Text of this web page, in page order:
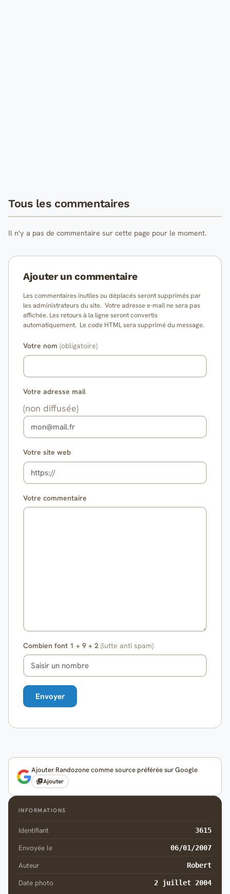
Tous les commentaires
Il n'y a pas de commentaire sur cette page pour le moment.
Ajouter un commentaire
Les commentaires inutiles ou déplacés seront supprimés par
les administrateurs du site. Votre adresse e-mail ne sera pas
affichée. Les retours à la ligne seront convertis
automatiquement. Le code HTML sera supprimé du message.
Votre nom (obligatoire)
Votre adresse mail
(non diffusée)
Votre site web
Votre commentaire
Combien font 1 + 9 + 2 (lutte anti spam)
Ajouter Randozone comme source préférée sur Google
Ajouter
INFORMATIONS
Identifiant 3615
Envoyée le 06/01/2007
Auteur Robert
Date photo 2 juillet 2004